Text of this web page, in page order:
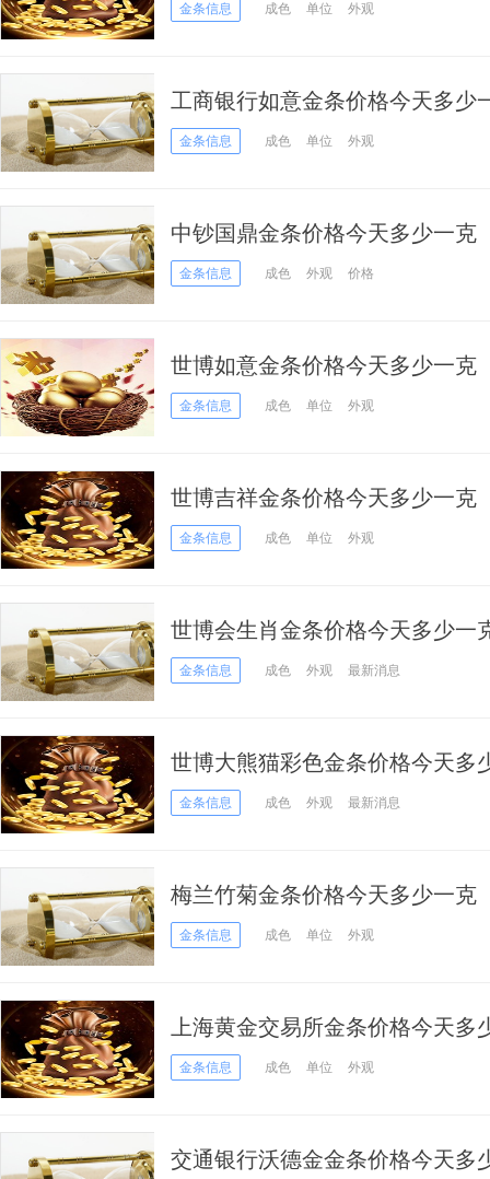
金条信息 成色 单位 外观
工商银行如意金条价格今天多少
金条信息 成色 单位 外观
中钞国鼎金条价格今天多少一克
金条信息 成色 外观 价格
世博如意金条价格今天多少一克
金条信息 成色 单位 外观
世博吉祥金条价格今天多少一克
金条信息 成色 单位 外观
世博会生肖金条价格今天多少一
金条信息 成色 外观 最新消息
世博大熊猫彩色金条价格今天多
日）
金条信息 成色 外观 最新消息
梅兰竹菊金条价格今天多少一克
金条信息 成色 单位 外观
上海黄金交易所金条价格今天多
日）
金条信息 成色 单位 外观
交通银行沃德金金条价格今天多